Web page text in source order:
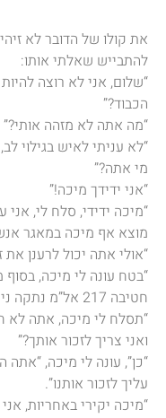
את קולו של הדובר לא
להתבייש שאלתי אותו:
“שלום, אני לא רוצה
הכבוד?”
“מה אתה לא מזהה אותי?”
“לא עניתי לאיש בגילוי
מי אתה?”
“אני ידידך מיכה!”
“מיכה ידידי, סלח לי, אני
מוצא אף מיכה במאגר
“אולי אתה יכול לרענן את
“בטח עונה לי מיכה,
חטיבה 217 אל”מ נתקה ניר”.
“תסלח לי מיכה, אתה לא
ואני צריך לזכור אותך?”
“כן”, עונה לי מיכה, “אתה
עליך לזכור אותנו”.
“מיכה יקירי באחריות,